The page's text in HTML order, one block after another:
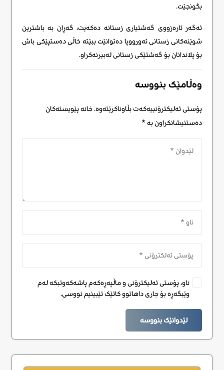
بگونجێت.
ئەگەر ئارەزووی گەشتیاری زستانە دەکەیت، گەڕان بە باشترین
شوێنەکانی زستانی ئەورووپا دەتوانێت ببێتە خاڵی دەستپێکی باش
بۆ پلاندانان بۆ گەشتێکی زستانی لەبیرنەکراو.
وەڵامێک بنووسە
پۆستی ئەلیکترۆنییەکەت بڵاوناکرێتەوە.خانە پێویستەکان
دەستنیشانکراون بە*
ناو، پۆستی ئەلیکترۆنی و ماڵپەڕەکەم پاشەکەوتبکە لەم
وێبگەڕە بۆ جاری داهاتوو کاتێک تێبینیم نووسی.
لێدوانێک بنووسە